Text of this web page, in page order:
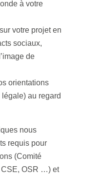
à votre
votre projet en
sociaux,
de
orientations
au regard
nous
requis pour
(Comité
CSE, OSR …) et